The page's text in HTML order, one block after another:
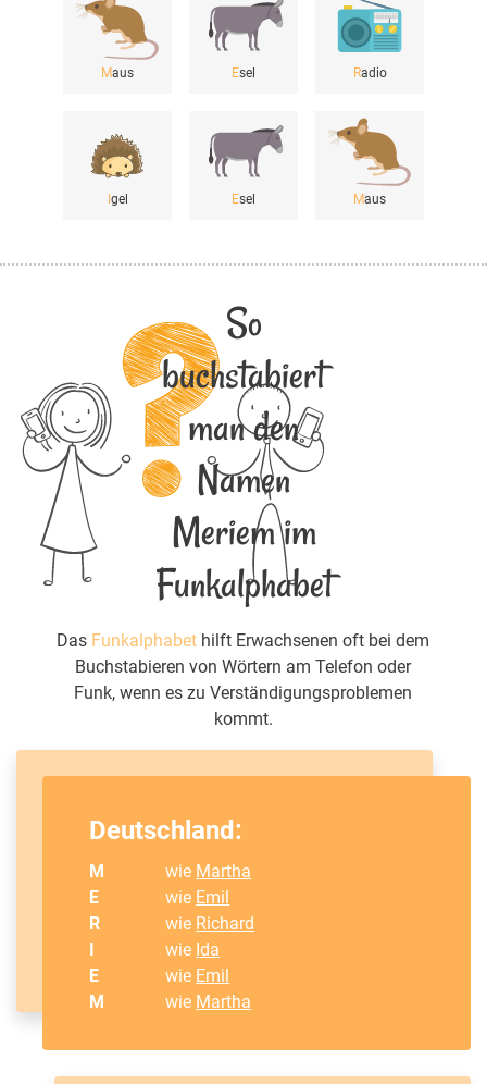
Maus Esel Radio
gel Esel Maus
So
buchstabiert
man den
Namen
Meriem im
Funkalphabet
Das Funkalphabet hilft Erwachsenen oft bei dem
Buchstabieren von Wörtern am Telefon oder
Funk, wenn es zu Verständigungsproblemen
kommt.
Deutschland:
M wie Martha
E
wie Emil
R
wie Richard
I
wie Ida
E
wie Emil
M
wie Martha